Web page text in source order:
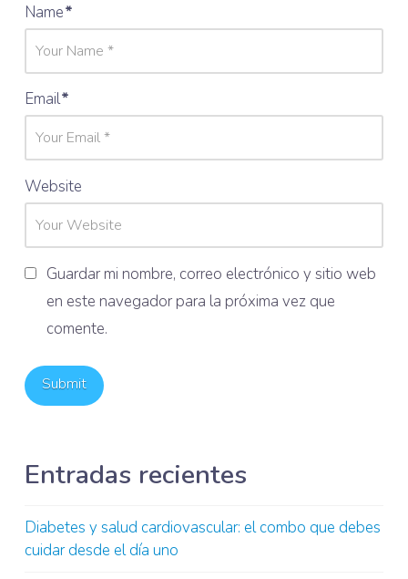
Name*
Email*
Website
Guardar mi nombre, correo electrónico y sitio web
en este navegador para la próxima vez que
comente.
Entradas recientes
Diabetes y salud cardiovascular: el combo que debes
cuidar desde el día uno